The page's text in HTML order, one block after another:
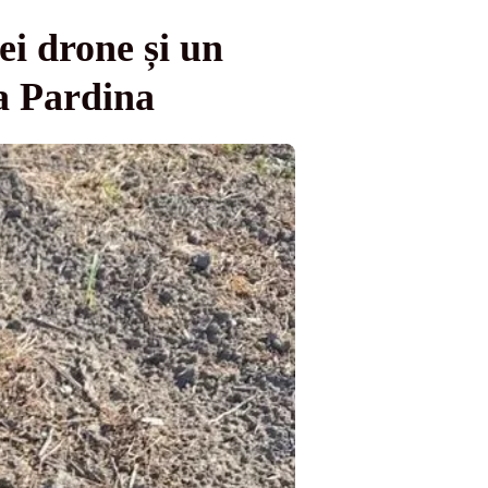
drone și un
Pardina